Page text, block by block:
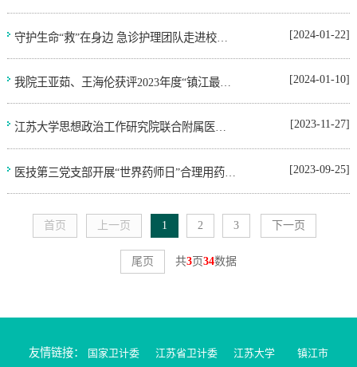
守护生命“救”在身边 急诊护理团队走进校园开展急救技能培训 [2024-01-22]
我院王亚茹、王海伦获评2023年度“镇江最美救护员” [2024-01-10]
江苏大学思想政治工作研究院联合附属医院、卓越医师学院开展青年医师、医学生成长思政论坛 [2023-11-27]
医技第三党支部开展“世界药师日”合理用药咨询暨主题党日活动 [2023-09-25]
首页 上一页 1 2 3 下一页
尾页 共3页34数据
友情链接： 国家卫计委 江苏省卫计委 江苏大学 镇江市